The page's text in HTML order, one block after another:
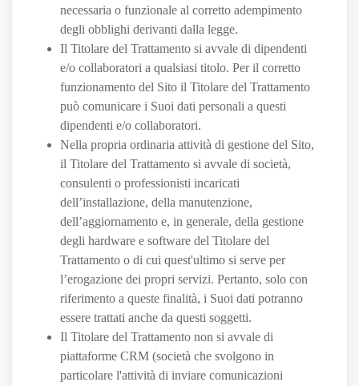
necessaria o funzionale al corretto adempimento
degli obblighi derivanti dalla legge.
Il Titolare del Trattamento si avvale di dipendenti
e/o collaboratori a qualsiasi titolo. Per il corretto
funzionamento del Sito il Titolare del Trattamento
può comunicare i Suoi dati personali a questi
dipendenti e/o collaboratori.
Nella propria ordinaria attività di gestione del Sito,
il Titolare del Trattamento si avvale di società,
consulenti o professionisti incaricati
dell’installazione, della manutenzione,
dell’aggiornamento e, in generale, della gestione
degli hardware e software del Titolare del
Trattamento o di cui quest'ultimo si serve per
l’erogazione dei propri servizi. Pertanto, solo con
riferimento a queste finalità, i Suoi dati potranno
essere trattati anche da questi soggetti.
Il Titolare del Trattamento non si avvale di
piattaforme CRM (società che svolgono in
particolare l'attività di inviare comunicazioni